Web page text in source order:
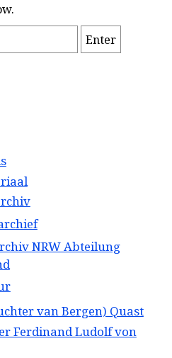
NRW Abteilung
van Bergen) Quast
Ferdinand Ludolf von